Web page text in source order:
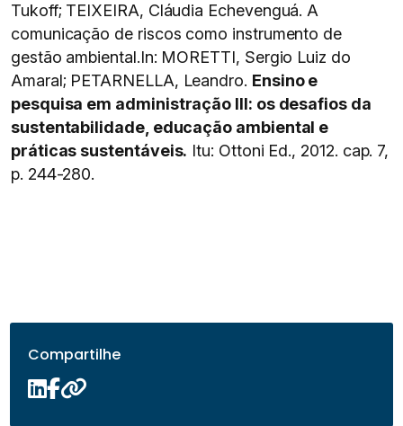
Tukoff; TEIXEIRA, Cláudia Echevenguá. A
comunicação de riscos como instrumento de
gestão ambiental.In: MORETTI, Sergio Luiz do
Amaral; PETARNELLA, Leandro. Ensino e
pesquisa em administração III: os desafios da
sustentabilidade, educação ambiental e
práticas sustentáveis. Itu: Ottoni Ed., 2012. cap. 7,
p. 244-280.
Compartilhe